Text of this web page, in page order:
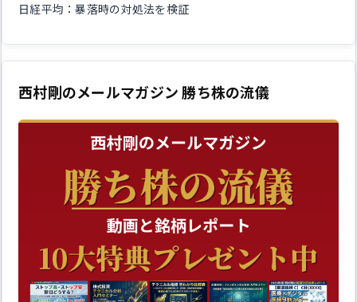
日経平均：暴落時の対処法を検証
西村剛のメールマガジン 勝ち株の流儀